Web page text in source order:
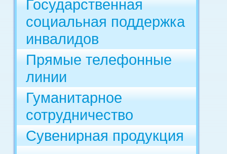
Государственная
социальная поддержка
инвалидов
Прямые телефонные
линии
Гуманитарное
сотрудничество
Сувенирная продукция